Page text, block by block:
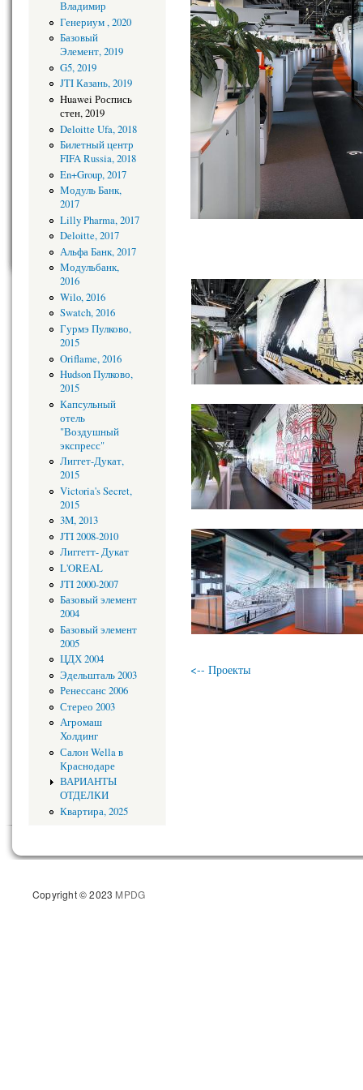
Владимир
Генериум , 2020
Базовый
Элемент, 2019
G5, 2019
JTI Казань, 2019
Huawei Роспись
стен, 2019
Deloitte Ufa, 2018
Билетный центр
FIFA Russia, 2018
En+Group, 2017
Модуль Банк,
2017
Lilly Pharma, 2017
Deloitte, 2017
Альфа Банк, 2017
Модульбанк,
2016
Wilo, 2016
Swatch, 2016
Гурмэ Пулково,
2015
Oriflame, 2016
Hudson Пулково,
2015
Капсульный
отель
"Воздушный
экспресс"
Лиггет-Дукат,
2015
Victoria's Secret,
2015
3M, 2013
JTI 2008-2010
Лиггетт- Дукат
L'OREAL
JTI 2000-2007
Базовый элемент
2004
Базовый элемент
2005
ЦДХ 2004
Эдельшталь 2003
Ренессанс 2006
Стерео 2003
Агромаш
Холдинг
Салон Wella в
Краснодаре
ВАРИАНТЫ
ОТДЕЛКИ
Квартира, 2025
<-- Проекты
Copyright © 2023 MPDG